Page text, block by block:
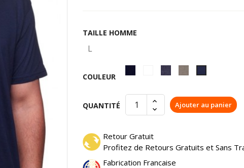
TAILLE HOMME
COULEUR
Blanc
QUANTITÉ Ajouter au panier
Retour Gratuit
Profitez de Retours Gratuits et Sans
Fabrication Francaise